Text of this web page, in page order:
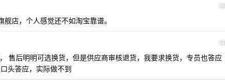
22
店，个人感觉还不如淘宝靠谱。
23
售后明明可选换货，但是供应商审核退货，我要求换货，专员也答应
头答应，实际做不到